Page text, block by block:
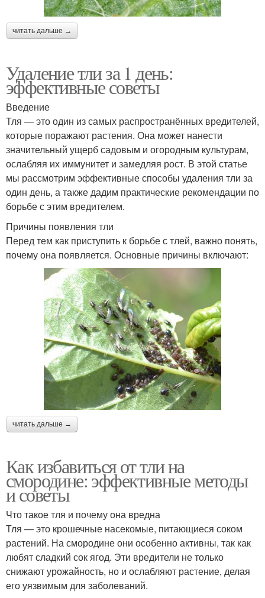
читать дальше →
Удаление тли за 1 день:
эффективные советы
Введение
Тля — это один из самых распространённых вредителей,
которые поражают растения. Она может нанести
значительный ущерб садовым и огородным культурам,
ослабляя их иммунитет и замедляя рост. В этой статье
мы рассмотрим эффективные способы удаления тли за
один день, а также дадим практические рекомендации по
борьбе с этим вредителем.
Причины появления тли
Перед тем как приступить к борьбе с тлей, важно понять,
почему она появляется. Основные причины включают:
читать дальше →
Как избавиться от тли на
смородине: эффективные методы
и советы
Что такое тля и почему она вредна
Тля — это крошечные насекомые, питающиеся соком
растений. На смородине они особенно активны, так как
любят сладкий сок ягод. Эти вредители не только
снижают урожайность, но и ослабляют растение, делая
его уязвимым для заболеваний.